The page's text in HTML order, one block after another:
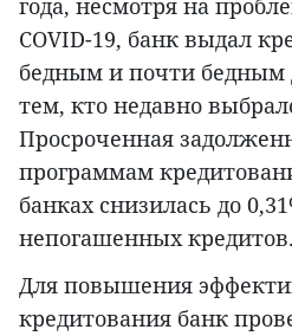
года, несмотря на
COVID-19, банк выдал
бедным и почти бедным
тем, кто недавно
Просроченная
программам
банках снизилась до
непогашенных кредитов.
Для повышения
кредитования банк